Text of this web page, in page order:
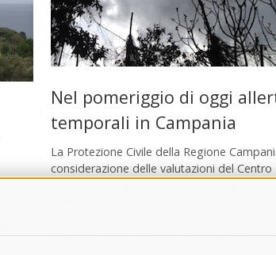
Nel pomeriggio di oggi
temporali in Campania
La Protezione Civile della Regione
considerazione delle valutazioni del Centro
3 Agosto 2026|Massa Lubrense,Meta,